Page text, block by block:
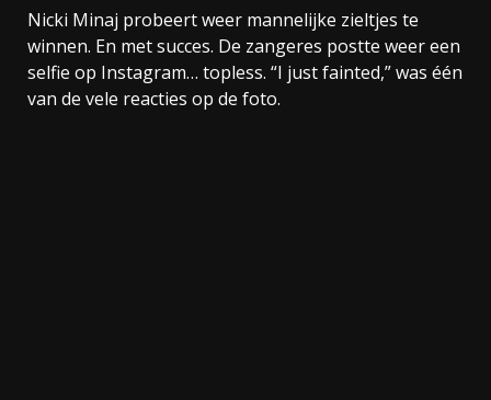
Nicki Minaj probeert weer mannelijke zieltjes te
winnen. En met succes. De zangeres postte weer een
selfie op Instagram… topless. “I just fainted,” was één
van de vele reacties op de foto.